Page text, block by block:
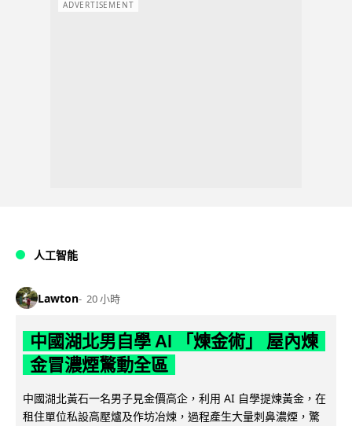
ADVERTISEMENT
人工智能
Lawton 20 小時
中國湖北男自學 AI 「煉金術」 屋內煉
金冒濃煙驚動全區
中國湖北黃石一名男子見金價高企，利用 AI 自學提煉黃金，在
租住單位私設高壓爐及作坊冶煉，過程產生大量刺鼻濃煙，驚